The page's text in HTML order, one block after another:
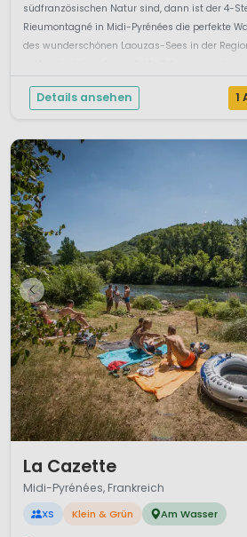
südfranzösischen Natur sind, dann ist der 4-
Rieumontagné in Midi-Pyrénées die perfekte
des wunderschönen Laouzas-Sees in der
Vom Campi...
Details ansehen 1
La Cazette
Midi-Pyrénées, Frankreich
XS Klein & Grün Am Wasser